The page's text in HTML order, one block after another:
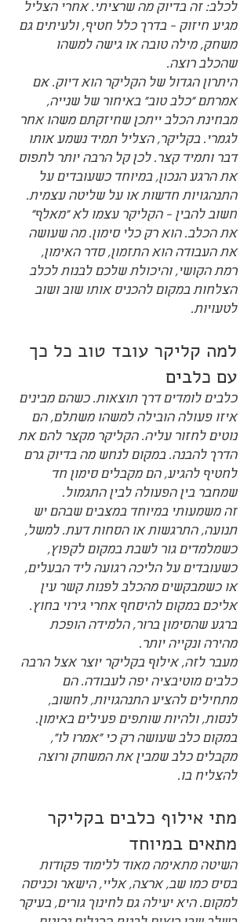
לכלב: זה בדיוק מה שרציתי. אחרי הצליל
מגיע חיזוק - בדרך כלל חטיף, ולעיתים גם
משחק, מילה טובה או גישה למשהו
שהכלב רוצה.
היתרון הגדול של הקליקר הוא דיוק. אם
אמרתם "כלב טוב" באיחור של שנייה,
מבחינת הכלב ייתכן שחיזקתם משהו אחר
לגמרי. בקליקר, הצליל תמיד נשמע אותו
דבר ותמיד קצר. לכן קל הרבה יותר לתפוס
את הרגע הנכון, במיוחד כשעובדים על
התנהגויות חדשות או על שליטה עצמית.
חשוב להבין - הקליקר עצמו לא "מאלף"
את הכלב. הוא רק כלי סימון. מה שעושה
את העבודה הוא התזמון, סדר האימון,
רמת הקושי, והיכולת שלכם לבנות לכלב
הצלחות במקום להכניס אותו שוב ושוב
לטעויות.
למה קליקר עובד טוב כל כך
עם כלבים
כלבים לומדים דרך תוצאות. כשהם מבינים
איזו פעולה הובילה למשהו משתלם, הם
נוטים לחזור עליה. הקליקר מקצר להם את
הדרך להבנה. במקום לנחש מה בדיוק גרם
לחטיף להגיע, הם מקבלים סימון חד
שמחבר בין הפעולה לבין התגמול.
זה משמעותי במיוחד במצבים שבהם יש
תנועה, התרגשות או הסחות דעת. למשל,
כשמלמדים גור לשבת במקום לקפוץ,
כשעובדים על הליכה רגועה ליד הבעלים,
או כשמבקשים מהכלב לפנות קשר עין
אליכם במקום להיסחף אחרי גירוי בחוץ.
ברגע שהסימון ברור, הלמידה הופכת
מהירה ונקייה יותר.
מעבר לזה, אילוף בקליקר יוצר אצל הרבה
כלבים מוטיבציה יפה לעבודה. הם
מתחילים להציע התנהגויות, לחשוב,
לנסות, ולהיות שותפים פעילים באימון.
במקום כלב שעושה רק כי "אמרו לו",
מקבלים כלב שמבין את המשחק ורוצה
להצליח בו.
מתי אילוף כלבים בקליקר
מתאים במיוחד
השיטה מתאימה מאוד ללימוד פקודות
בסיס כמו שב, ארצה, אליי, הישאר וכניסה
למקום. היא יעילה גם לחינוך גורים, בעיקר